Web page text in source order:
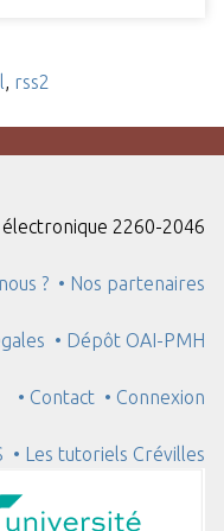
, rss2
2260-2046
? • Nos partenaires
• Dépôt OAI-PMH
• Contact • Connexion
• Les tutoriels Crévilles